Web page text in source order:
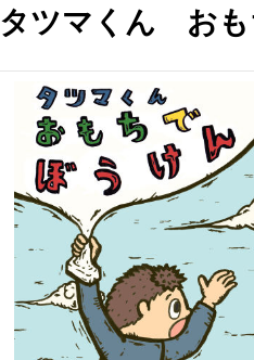
タツマくん お